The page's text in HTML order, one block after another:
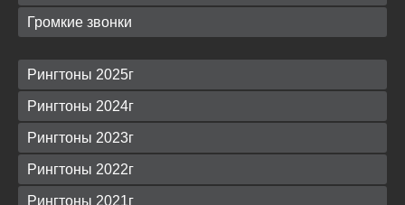
Громкие звонки
Рингтоны 2025г
Рингтоны 2024г
Рингтоны 2023г
Рингтоны 2022г
Рингтоны 2021г